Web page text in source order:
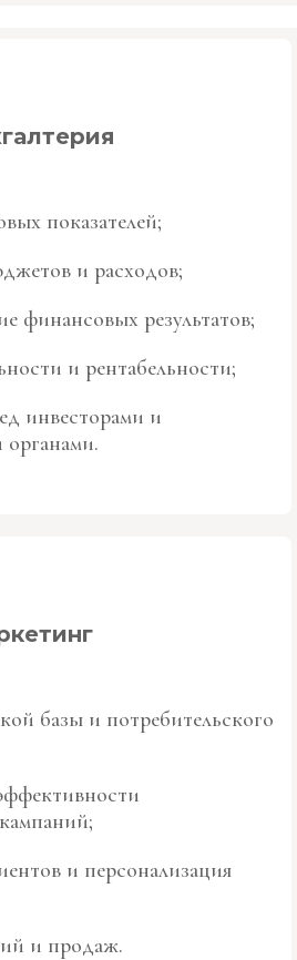
показателей;
и расходов;
финансовых результатов;
и рентабельности;
инвесторами и
базы и потребительского
и персонализация
и продаж.